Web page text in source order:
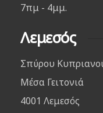
7πμ - 4μμ.
Λεμεσός
Σπύρου
Μέσα Γειτονιά
4001 Λεμεσός